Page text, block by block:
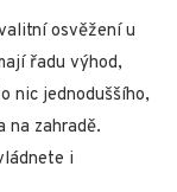
osvěžení u
řadu výhod,
nic jednoduššího,
na zahradě.
i